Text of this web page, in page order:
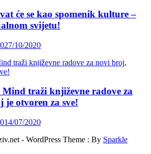
će se kao spomenik kulture –
svijetu!
27/10/2020
Mind traži književne radove za
otvoren za sve!
14/07/2020
- WordPress Theme : By Sparkle